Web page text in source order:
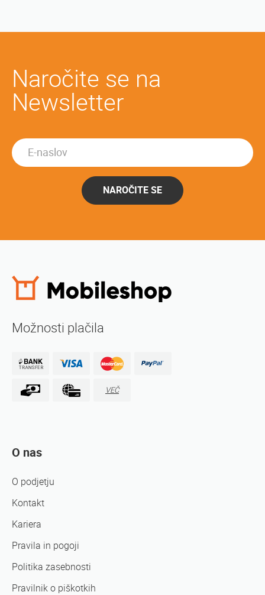
Naročite se na
Newsletter
NAROČITE SE
Možnosti plačila
VEČ
O nas
O podjetju
Kontakt
Kariera
Pravila in pogoji
Politika zasebnosti
Pravilnik o piškotkih